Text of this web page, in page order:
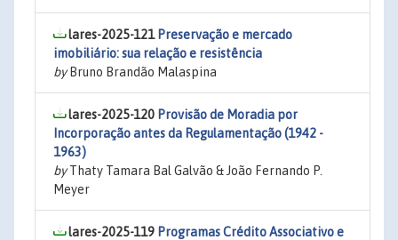
lares-2025-121 Preservação e mercado
imobiliário: sua relação e resistência
byBruno Brandão Malaspina
lares-2025-120 Provisão de Moradia por
Incorporação antes da Regulamentação (1942 -
1963)
byThaty Tamara Bal Galvão & João Fernando P.
Meyer
lares-2025-119 Programas Crédito Associativo e